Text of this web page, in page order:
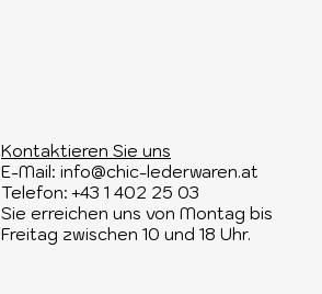
Kontaktieren Sie uns​
E-Mail: info@chic-lederwaren.at
Telefon: +43 1 402 25 03​
Sie erreichen uns von Montag bis
Freitag zwischen 10 und 18 Uhr.